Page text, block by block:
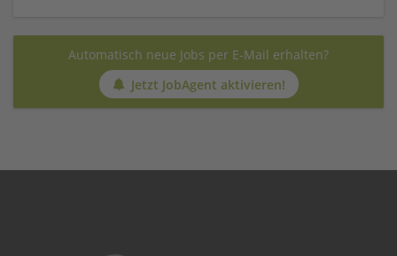
Automatisch neue Jobs per E-Mail erhalten?
Jetzt JobAgent aktivieren!